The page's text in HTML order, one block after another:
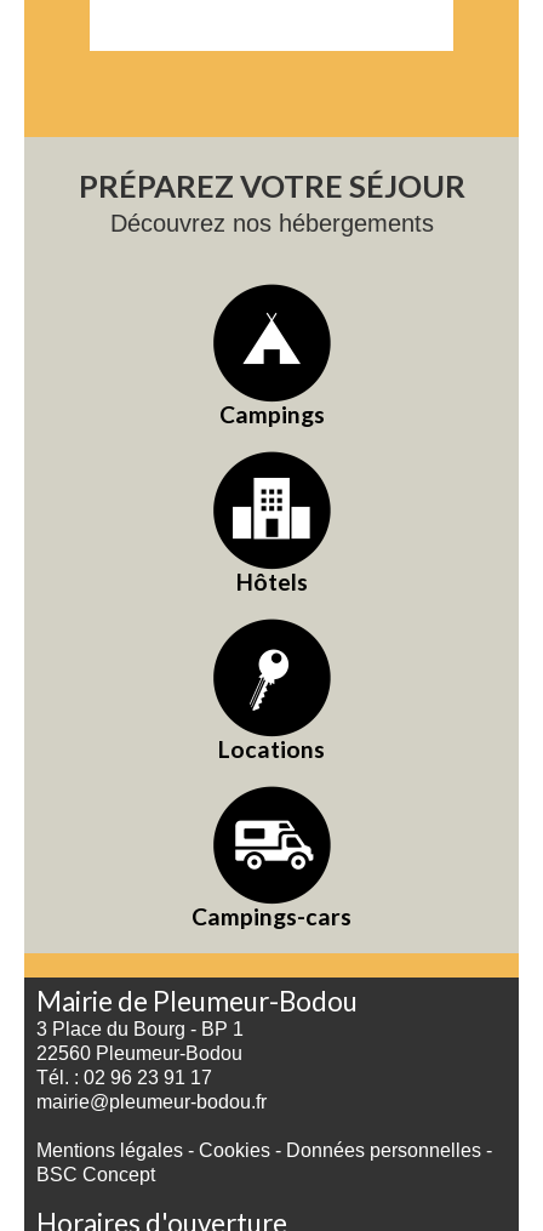
PRÉPAREZ VOTRE SÉJOUR
Découvrez nos hébergements
Campings
Hôtels
Locations
Campings-cars
Mairie de Pleumeur-Bodou
3 Place du Bourg - BP 1
22560 Pleumeur-Bodou
Tél. : 02 96 23 91 17
mairie@pleumeur-bodou.fr
Mentions légales - Cookies - Données personnelles -
BSC Concept
Horaires d'ouverture